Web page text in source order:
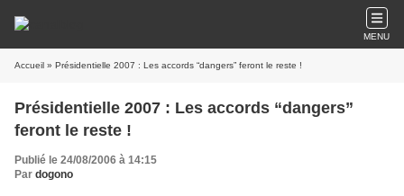
MENU
Accueil » Présidentielle 2007 : Les accords “dangers” feront le reste !
Présidentielle 2007 : Les accords “dangers”
feront le reste !
Publié le 24/08/2006 à 14:15
Par dogono